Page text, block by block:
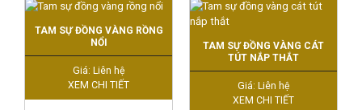
TAM SỰ ĐỒNG VÀNG RỒNG
NỔI
Giá: Liên hệ
XEM CHI TIẾT
TAM SỰ ĐỒNG VÀNG CÁT
TÚT NẮP THẮT
Giá: Liên hệ
XEM CHI TIẾT